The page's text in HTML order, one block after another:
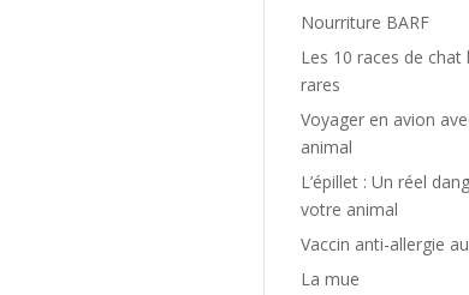
Nourriture BARF
Les 10 races de chat
rares
Voyager en avion
animal
L’épillet : Un réel
votre animal
Vaccin anti-allergie
La mue